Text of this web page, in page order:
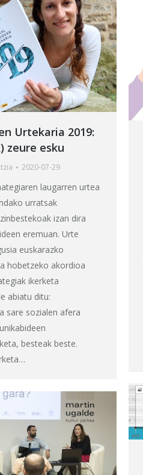
Urtekaria 2019:
zeure esku
2020-07-29
laugarren urtea
urratsak
izan dira
eremuan. Urte
euskarazko
hobetzeko akordioa
ikerketa
abiatu ditu:
sare sozialen afera
besteak beste.